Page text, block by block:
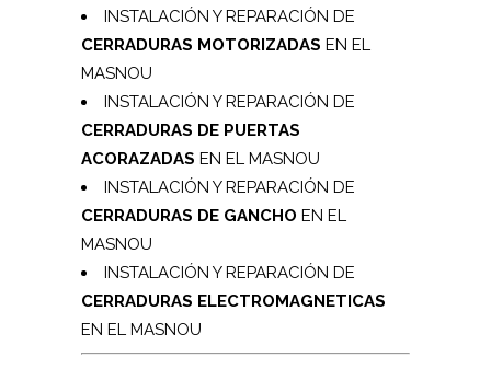
INSTALACIÓN Y REPARACIÓN DE
CERRADURAS MOTORIZADAS EN EL
MASNOU
INSTALACIÓN Y REPARACIÓN DE
CERRADURAS DE PUERTAS
ACORAZADAS EN EL MASNOU
INSTALACIÓN Y REPARACIÓN DE
CERRADURAS DE GANCHO EN EL
MASNOU
INSTALACIÓN Y REPARACIÓN DE
CERRADURAS ELECTROMAGNETICAS
EN EL MASNOU